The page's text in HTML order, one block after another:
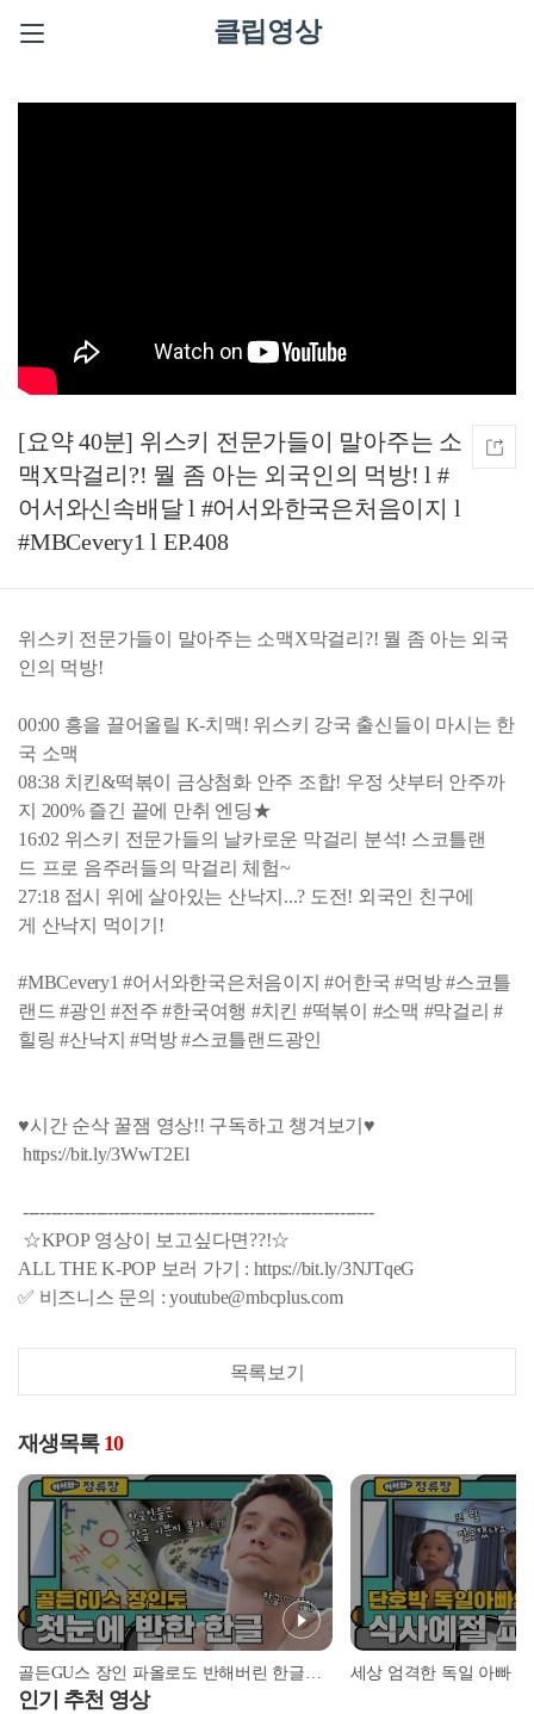
클립영상
[요약 40분] 위스키 전문가들이 말아주는 소
맥X막걸리?! 뭘 좀 아는 외국인의 먹방! l #
어서와신속배달 l #어서와한국은처음이지 l
#MBCevery1 l EP.408
위스키 전문가들이 말아주는 소맥X막걸리?! 뭘 좀 아는 외국
인의 먹방!
00:00 흥을 끌어올릴 K-치맥! 위스키 강국 출신들이 마시는 한
국 소맥
08:38 치킨&떡볶이 금상첨화 안주 조합! 우정 샷부터 안주까
지 200% 즐긴 끝에 만취 엔딩★
16:02 위스키 전문가들의 날카로운 막걸리 분석! 스코틀랜
드 프로 음주러들의 막걸리 체험~
27:18 접시 위에 살아있는 산낙지...? 도전! 외국인 친구에
게 산낙지 먹이기!
#MBCevery1 #어서와한국은처음이지 #어한국 #먹방 #스코틀
랜드 #광인 #전주 #한국여행 #치킨 #떡볶이 #소맥 #막걸리 #
힐링 #산낙지 #먹방 #스코틀랜드광인
♥시간 순삭 꿀잼 영상!! 구독하고 챙겨보기♥
https://bit.ly/3WwT2El
--------------------------------------------------------------
☆KPOP 영상이 보고싶다면??!☆
ALL THE K-POP 보러 가기 : https://bit.ly/3NJTqeG
✅ 비즈니스 문의 : youtube@mbcplus.com
목록보기
재생목록 10
골든GU스 장인 파올로도 반해버린 한글의 매력♥ l #어서와정류장 l #어서와한국은처음이지 l #MBCevery1 l EP.151
인기 추천 영상